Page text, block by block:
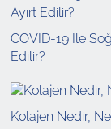
COVID-19 İle
Edilir?
Kolajen Nedir,